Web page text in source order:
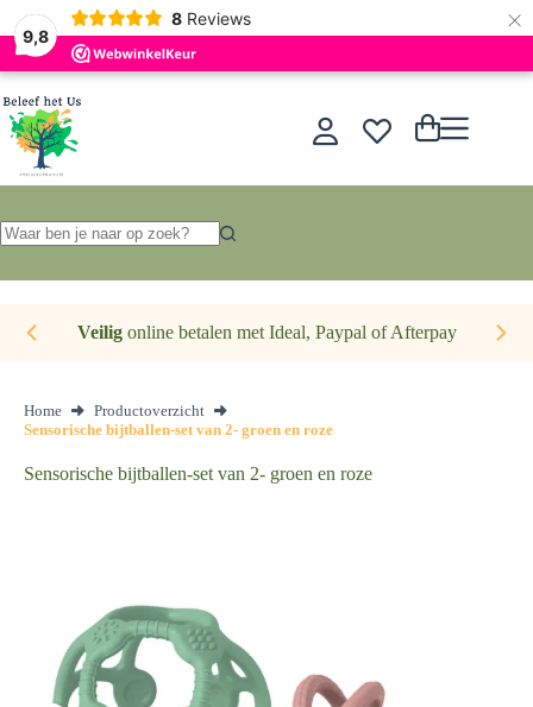
9,8
8 Reviews ×
Ga
naar
de
inhoud
Winkelwagen
resultaten
Veiligonline betalen met Ideal, Paypal of Afterpay
Home
Productoverzicht
Sensorische bijtballen-set van 2- groen en roze
Sensorische bijtballen-set van 2- groen en roze